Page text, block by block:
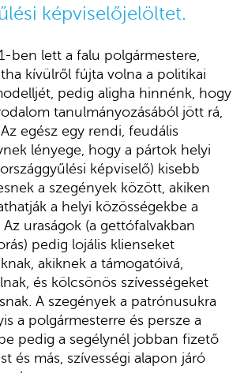
képviselőjelöltet.
ben lett a falu polgármestere,
kívülről fújta volna a politikai
pedig aligha hinnénk, hogy
tanulmányozásából jött rá,
egész egy rendi, feudális
lényege, hogy a pártok helyi
képviselő) kisebb
a szegények között, akiken
a helyi közösségekbe a
uraságok (a gettófalvakban
pedig lojális klienseket
akiknek a támogatóivá,
és kölcsönös szívességeket
A szegények a patrónusukra
a polgármesterre és persze a
pedig a segélynél jobban fizető
és más, szívességi alapon járó